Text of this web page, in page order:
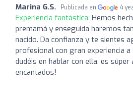
Marina G.S. Publicada en 4
Experiencia fantástica: Hemos
premamá y enseguida haremos
nacido. Da confianza y te sientes
profesional con gran experiencia a
dudéis en hablar con ella, es
encantados!